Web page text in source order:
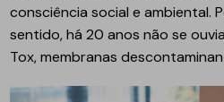
consciência social e ambiental.
sentido, há 20 anos não se
Tox, membranas